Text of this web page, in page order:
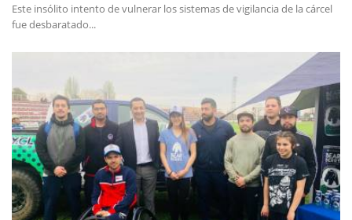
Este insólito intento de vulnerar los sistemas de vigilancia de la cárcel
fue desbaratado...